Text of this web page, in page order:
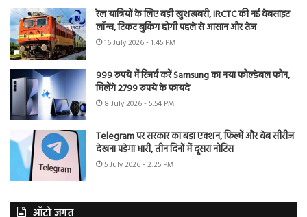
रेल यात्रियों के लिए बड़ी खुशखबरी, IRCTC की नई वेबसाइट
लॉन्च, टिकट बुकिंग होगी पहले से आसान और तेज
16 July 2026 - 1:45 PM
999 रुपये में रिजर्व करें Samsung का नया फोल्डेबल फोन,
मिलेंगे 2799 रुपये के फायदे
8 July 2026 - 5:54 PM
Telegram पर सरकार का बड़ा एक्शन, फिल्में और वेब सीरीज
देखना पड़ेगा भारी, तीन दिनों में दूसरा नोटिस
5 July 2026 - 2:25 PM